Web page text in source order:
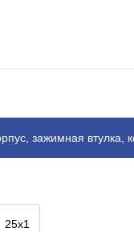
зажимная втулка,
25x1